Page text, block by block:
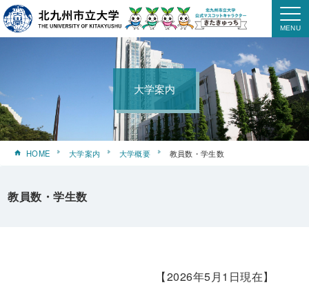
大学案内
HOME 大学案内 大学概要 教員数・学生数
教員数・学生数
【2026年5月1日現在】